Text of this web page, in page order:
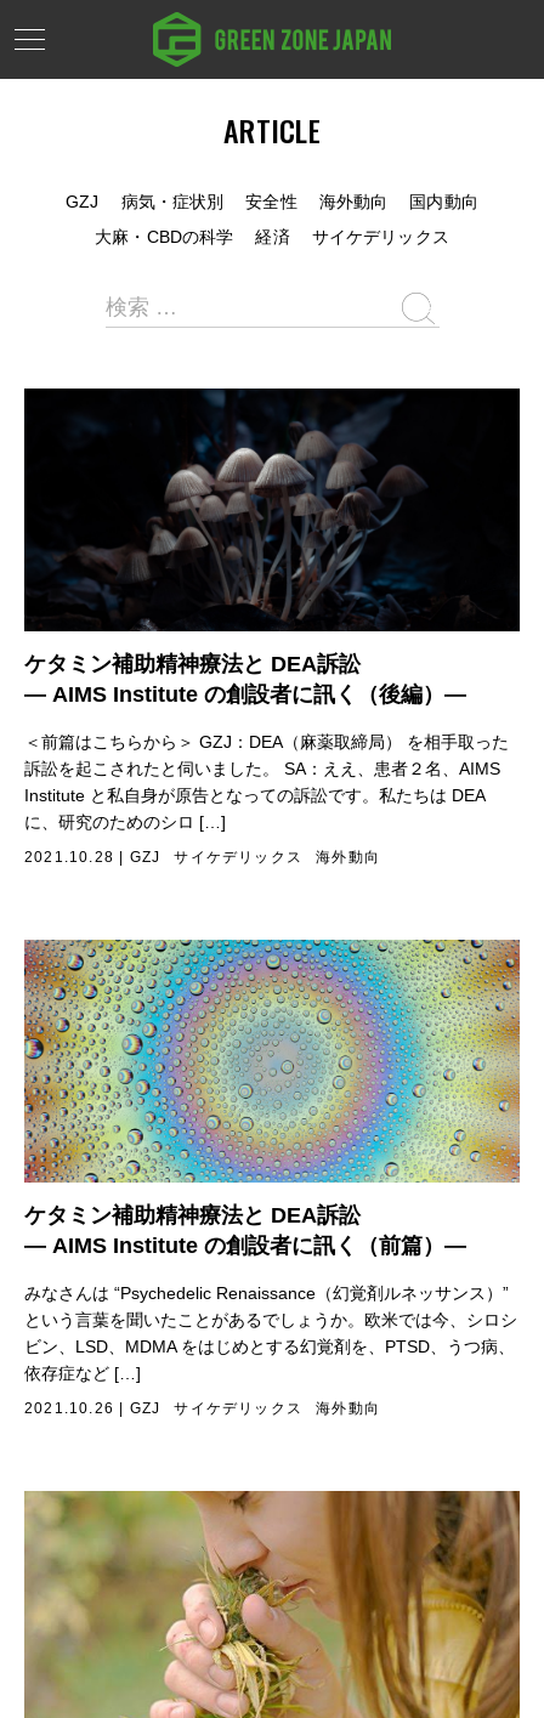
ARTICLE
GZJ 病気・症状別 安全性 海外動向
国内動向
大麻・CBDの科学
経済 サイケデリックス
ケタミン補助精神療法と DEA訴訟
— AIMS Institute の創設者に訊く（後編）—
＜前篇はこちらから＞ GZJ：DEA（麻薬取締局） を相手取った
訴訟を起こされたと伺いました。 SA：ええ、患者２名、AIMS
Institute と私自身が原告となっての訴訟です。私たちは DEA
に、研究のためのシロ […]
2021.10.28 GZJ サイケデリックス 海外動向
ケタミン補助精神療法と DEA訴訟
— AIMS Institute の創設者に訊く（前篇）—
みなさんは “Psychedelic Renaissance（幻覚剤ルネッサンス）”
という言葉を聞いたことがあるでしょうか。欧米では今、シロシ
ビン、LSD、MDMA をはじめとする幻覚剤を、PTSD、うつ病、
依存症など […]
2021.10.26 GZJ サイケデリックス 海外動向